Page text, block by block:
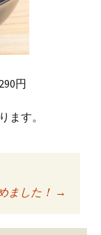
円
ます。
ョ
ました！ →